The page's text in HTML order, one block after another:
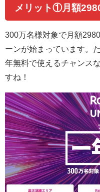
メリット①月額
300万名様対象で月額
ーンが始まっています。
年無料で使えるチャンス
すね！